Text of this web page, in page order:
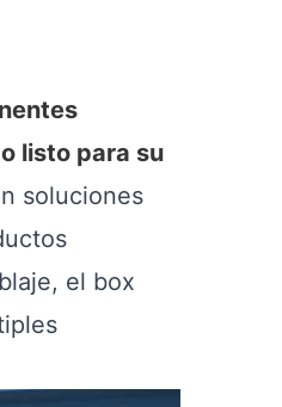
listo para su
soluciones
el box